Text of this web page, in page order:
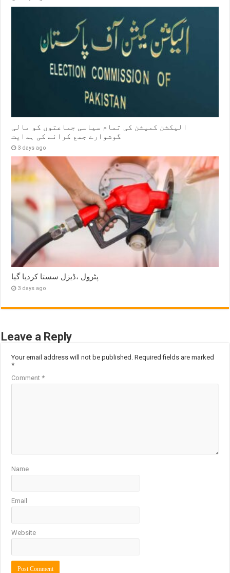
الیکشن کمیشن کی تمام سیاسی جماعتوں کو مالی
گوشوارے جمع کرانے کی ہدایت
3 days ago
پٹرول ،ڈیزل سستا کردیا گیا
3 days ago
Leave a Reply
Your email address will not be published. Required fields are marked
*
Comment*
Name
Email
Website